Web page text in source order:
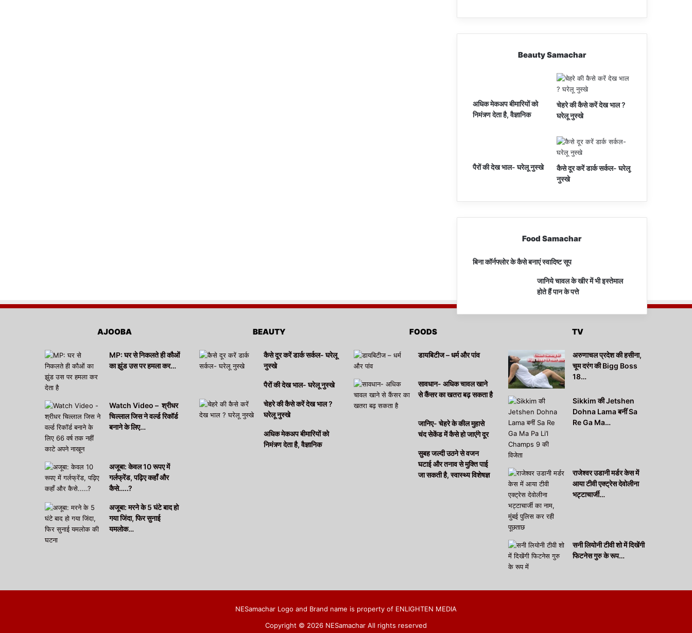
Beauty Samachar
अधिक मेकअप बीमारियों को
निमंत्र्ण देता है, वैज्ञानिक
चेहरे की कैसे करें देख भाल ?
घरेलू नुस्खे
पैरों की देख भाल- घरेलू नुस्खे
कैसे दूर करें डार्क सर्कल- घरेलू
नुस्खे
Food Samachar
बिना कॉर्नफ्लोर के कैसे बनाएं स्वादिष्ट सूप
जानिये चावल के खीर में भी इस्तेमाल
होते हैं पान के पत्ते
AJOOBA
MP: घर से निकलते ही कौओं
का झुंड उस पर हमला कर…
Watch Video – श्रीधर
चिल्लाल जिस ने वर्ल्ड रिकॉर्ड
बनाने के लिए…
अजूबा: केवल 10 रूपए में
गर्लफ्रेंड, पढ़िए कहाँ और
कैसे…..?
अजूबा: मरने के 5 घंटे बाद हो
गया जिंदा, फिर सुनाई
यमलोक…
BEAUTY
कैसे दूर करें डार्क सर्कल- घरेलू
नुस्खे
पैरों की देख भाल- घरेलू नुस्खे
चेहरे की कैसे करें देख भाल ?
घरेलू नुस्खे
अधिक मेकअप बीमारियों को
निमंत्र्ण देता है, वैज्ञानिक
FOODS
डायबिटीज – धर्म और पांव
सावधान- अधिक चावल खाने
से कैंसर का खतरा बढ़ सकता है
जानिए- चेहरे के कील मुहासे
चंद सेकेंड में कैसे हो जाएंगे दूर
सुबह जल्दी उठने से वजन
घटाई और तनाव से मुक्ति पाई
जा सकती है, स्वास्थ्य विशेषज्ञ
TV
अरुणाचल प्रदेश की हसीना,
चूम दरंग की Bigg Boss
18…
Sikkim की Jetshen
Dohna Lama बनीं Sa
Re Ga Ma…
राजेश्वर उडानी मर्डर केस में
आया टीवी एक्ट्रेस देवोलीना
भट्टाचार्जी…
सनी लियोनी टीवी शो में दिखेंगी
फिटनेस गुरु के रूप…
NESamachar Logo and Brand name is property of ENLIGHTEN MEDIA
Copyright © 2026 NESamachar All rights reserved